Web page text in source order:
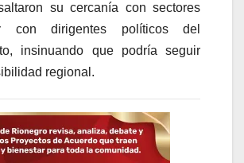
su cercanía con sectores
con dirigentes políticos del
insinuando que podría seguir
regional.